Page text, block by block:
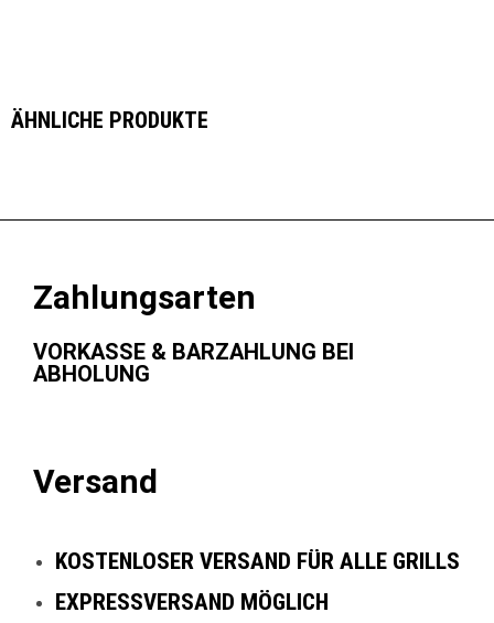
ÄHNLICHE PRODUKTE
Zahlungsarten
VORKASSE & BARZAHLUNG BEI
ABHOLUNG
Versand
KOSTENLOSER VERSAND FÜR ALLE GRILLS
EXPRESSVERSAND MÖGLICH